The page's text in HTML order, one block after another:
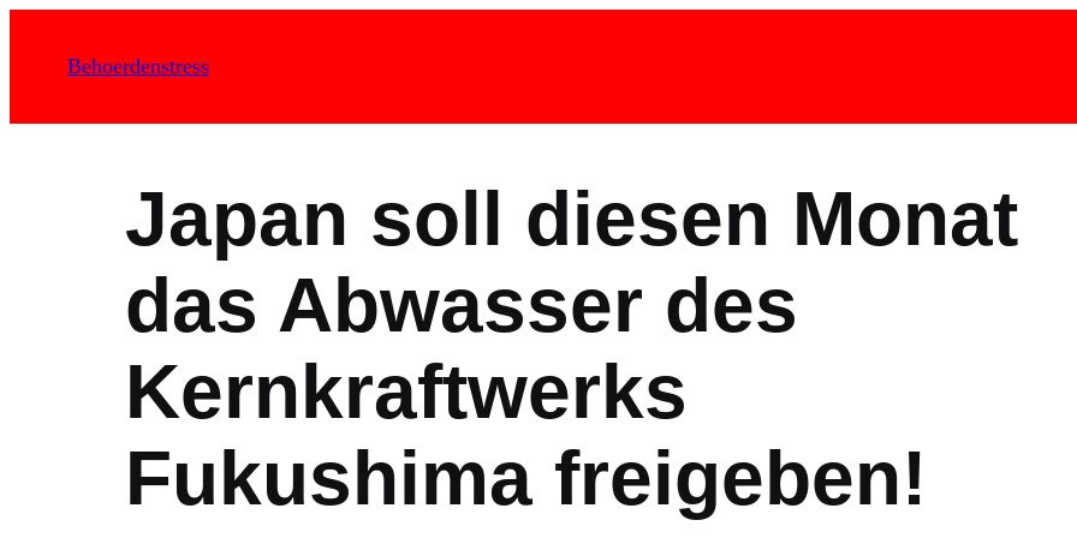
Behoerdenstress
Japan soll diesen Monat
das Abwasser des
Kernkraftwerks
Fukushima freigeben!